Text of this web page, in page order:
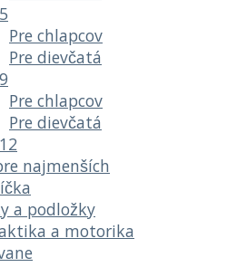
Pre chlapcov
Pre dievčatá
Pre chlapcov
Pre dievčatá
najmenších
a podložky
a motorika